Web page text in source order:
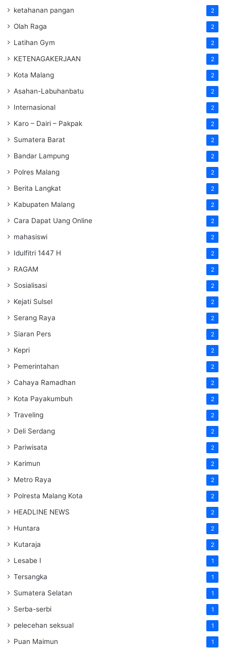
ketahanan pangan 2
Olah Raga 2
Latihan Gym 2
KETENAGAKERJAAN 2
Kota Malang 2
Asahan-Labuhanbatu 2
Internasional 2
Karo – Dairi – Pakpak 2
Sumatera Barat 2
Bandar Lampung 2
Polres Malang 2
Berita Langkat 2
Kabupaten Malang 2
Cara Dapat Uang Online 2
mahasiswi 2
Idulfitri 1447 H 2
RAGAM 2
Sosialisasi 2
Kejati Sulsel 2
Serang Raya 2
Siaran Pers 2
Kepri 2
Pemerintahan 2
Cahaya Ramadhan 2
Kota Payakumbuh 2
Traveling 2
Deli Serdang 2
Pariwisata 2
Karimun 2
Metro Raya 2
Polresta Malang Kota 2
HEADLINE NEWS 2
Huntara 2
Kutaraja 2
Lesabe I 1
Tersangka 1
Sumatera Selatan 1
Serba-serbi 1
pelecehan seksual 1
Puan Maimun 1